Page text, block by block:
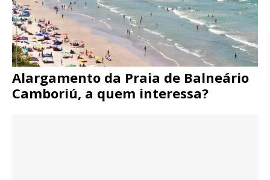
Alargamento da Praia de Balneário
Camboriú, a quem interessa?